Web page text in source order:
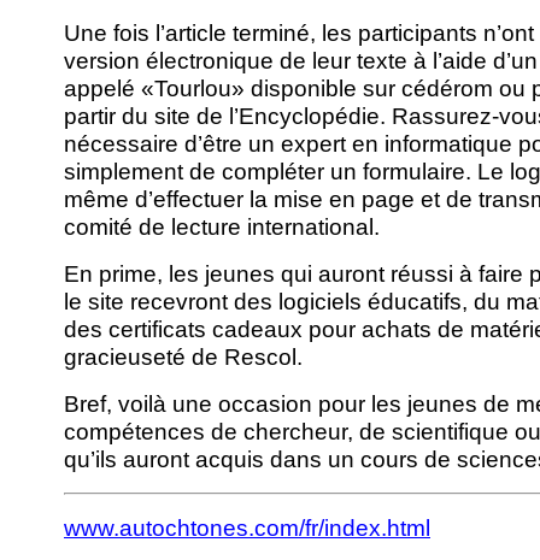
Une fois l’article terminé, les participants
version électronique de leur texte à l’aide
appelé «Tourlou» disponible sur cédérom ou
partir du site de l’Encyclopédie. Rassurez-
nécessaire d’être un expert en informatique
simplement de compléter un formulaire. Le
même d’effectuer la mise en page et de
comité de lecture international.
En prime, les jeunes qui auront réussi à faire
le site recevront des logiciels éducatifs, du
des certificats cadeaux pour achats de
gracieuseté de Rescol.
Bref, voilà une occasion pour les jeunes de
compétences de chercheur, de scientifique
qu’ils auront acquis dans un cours de
www.autochtones.com/fr/index.html